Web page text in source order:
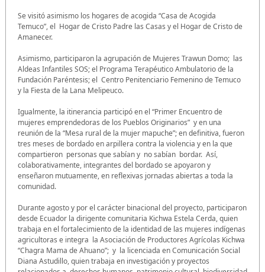
Se visitó asimismo los hogares de acogida “Casa de Acogida
Temuco”, el Hogar de Cristo Padre las Casas y el Hogar de Cristo de
Amanecer.
Asimismo, participaron la agrupación de Mujeres Trawun Domo; las
Aldeas Infantiles SOS; el Programa Terapéutico Ambulatorio de la
Fundación Paréntesis; el Centro Penitenciario Femenino de Temuco
y la Fiesta de la Lana Melipeuco.
Igualmente, la itinerancia participó en el “Primer Encuentro de
mujeres emprendedoras de los Pueblos Originarios” y en una
reunión de la “Mesa rural de la mujer mapuche”; en definitiva, fueron
tres meses de bordado en arpillera contra la violencia y en la que
compartieron personas que sabían y no sabían bordar. Así,
colaborativamente, integrantes del bordado se apoyaron y
enseñaron mutuamente, en reflexivas jornadas abiertas a toda la
comunidad.
Durante agosto y por el carácter binacional del proyecto, participaron
desde Ecuador la dirigente comunitaria Kichwa Estela Cerda, quien
trabaja en el fortalecimiento de la identidad de las mujeres indígenas
agricultoras e integra la Asociación de Productores Agrícolas Kichwa
“Chagra Mama de Ahuano”; y la licenciada en Comunicación Social
Diana Astudillo, quien trabaja en investigación y proyectos